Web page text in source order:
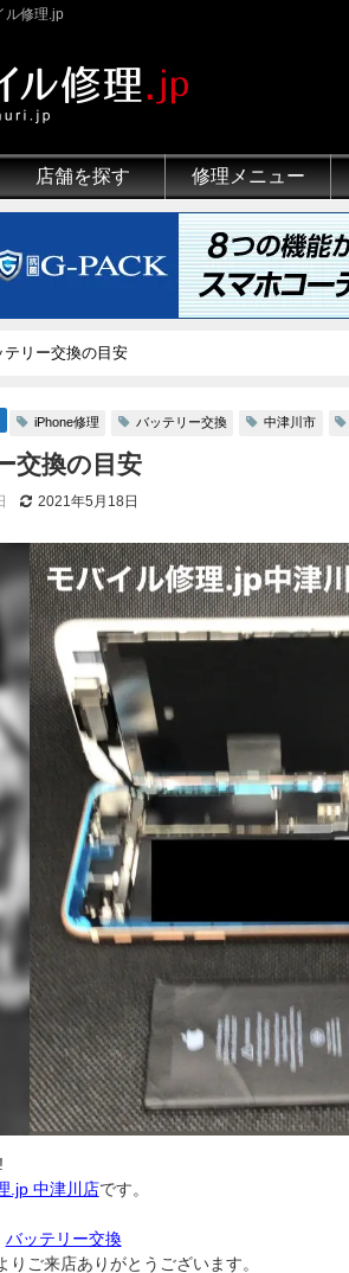
ル修理.jp
店舗を探す 修理メニュー
iPhone 画面割れ修理
iPhone 液晶修理
iPhoneバッテリー交換
iPhone 水没修理
iPhone ホームボタン修理
iPhone カメラ修理
iPhone スピーカー修理
iPhone 自己修理失敗
iPhone 水没・データ復旧
iPad修理メニュー
iPod修理メニュー
テリー交換の目安
iPhone修理 バッテリー交換 中津川市
交換の目安
2021年5月18日
.jp 中津川店です。
バッテリー交換
りご来店ありがとうございます。